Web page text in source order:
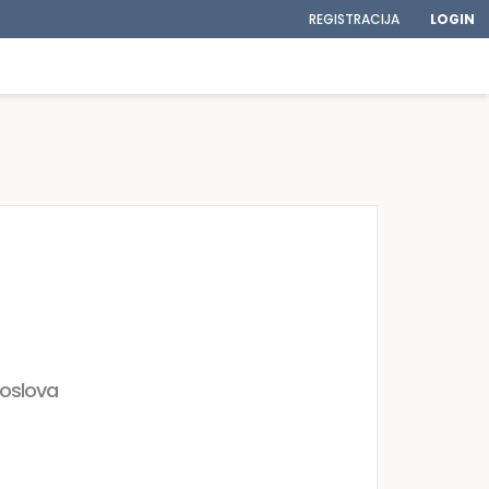
REGISTRACIJA LOGIN